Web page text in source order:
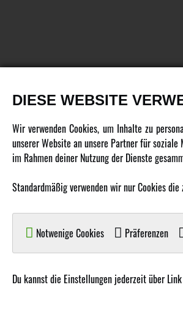
PRODUKTE
Fahrzeuge in allen Maßstäben
Multikopter in verschiedenen Ausführungen
Flugzeuge für alle Anforderungen
Boote in verschiedenen Größen
DIESE WEBSITE
Wir verwenden Cookies, um Inhalte zu
unserer Website an unsere Partner für
im Rahmen deiner Nutzung der Dienste
Standardmäßig verwenden wir nur Cookies
Notwenige Cookies Präferenzen
Du kannst die Einstellungen jederzeit über